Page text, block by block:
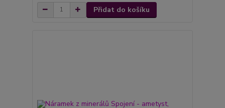
Přidat do košíku